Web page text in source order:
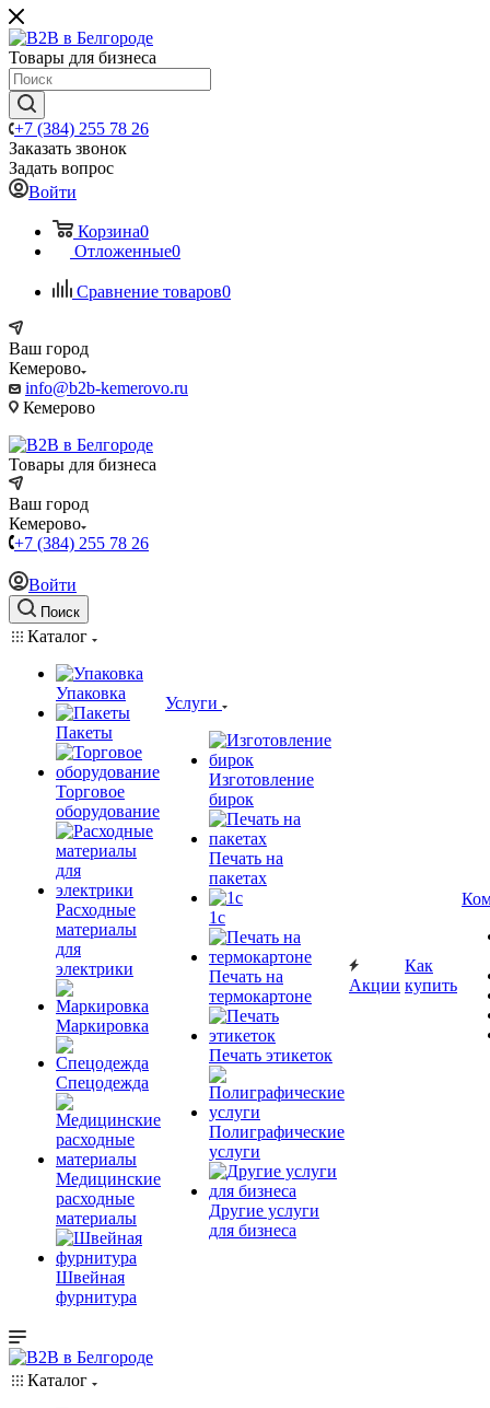
Товары для бизнеса
+7 (384) 255 78 26
Заказать звонок
Задать вопрос
Войти
Корзина0
Отложенные0
Сравнение товаров0
Ваш город
Кемерово
info@b2b-kemerovo.ru
Кемерово
Товары для бизнеса
Ваш город
Кемерово
+7 (384) 255 78 26
Войти
Поиск
Каталог
Упаковка
Пакеты
Торговое
оборудование
Расходные
материалы
для
электрики
Маркировка
Спецодежда
Медицинские
расходные
материалы
Швейная
фурнитура
Услуги
Изготовление
бирок
Печать на
пакетах
1c
Печать на
термокартоне
Печать этикеток
Полиграфические
услуги
Другие услуги
для бизнеса
Акции
Как
купить
Каталог